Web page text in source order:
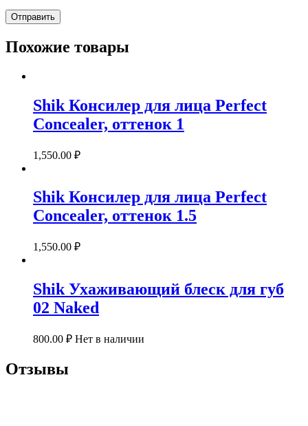
Похожие товары
Shik Консилер для лица Perfect
Concealer, оттенок 1
1,550.00 ₽
Shik Консилер для лица Perfect
Concealer, оттенок 1.5
1,550.00 ₽
Shik Ухаживающий блеск для губ
02 Naked
800.00 ₽ Нет в наличии
Отзывы